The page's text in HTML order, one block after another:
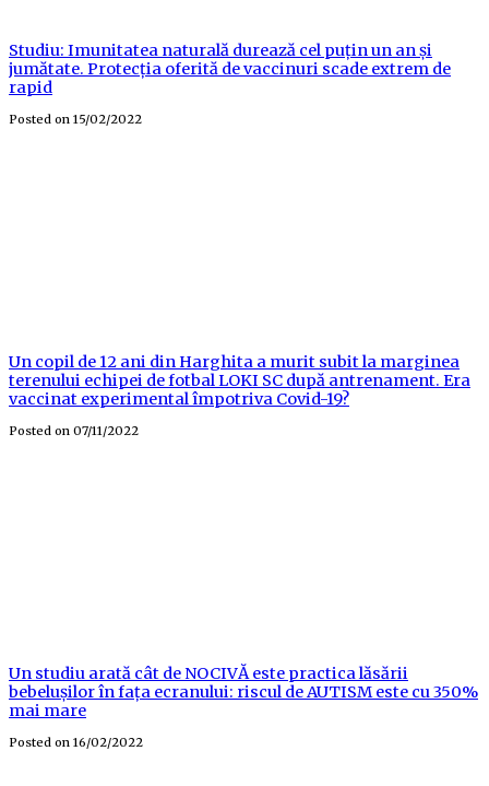
Studiu: Imunitatea naturală durează cel puțin un an și
jumătate. Protecția oferită de vaccinuri scade extrem de
rapid
Posted on 15/02/2022
Un copil de 12 ani din Harghita a murit subit la marginea
terenului echipei de fotbal LOKI SC după antrenament. Era
vaccinat experimental împotriva Covid-19?
Posted on 07/11/2022
Un studiu arată cât de NOCIVĂ este practica lăsării
bebelușilor în fața ecranului: riscul de AUTISM este cu 350%
mai mare
Posted on 16/02/2022